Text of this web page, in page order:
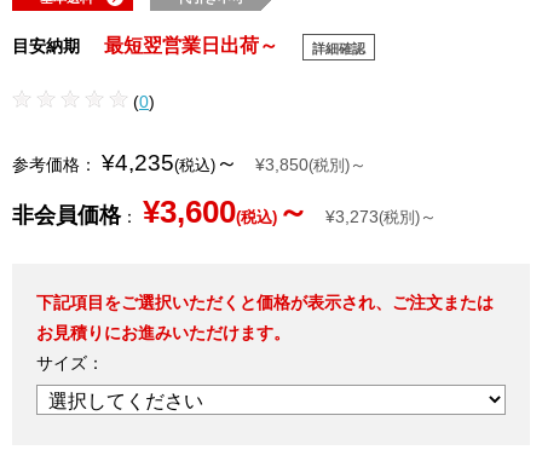
目安納期 最短翌営業日出荷～ 詳細確認
(0)
参考価格： ¥4,235(税込) ～ ¥3,850(税別) ～
非会員価格： ¥3,600(税込) ～ ¥3,273(税別) ～
下記項目をご選択いただくと価格が表示され、ご注文または
お見積りにお進みいただけます。
サイズ：